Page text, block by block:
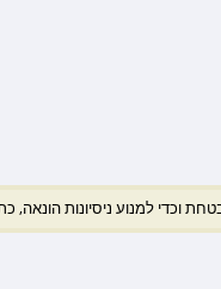
וכדי למנוע ניסיונות הונאה,